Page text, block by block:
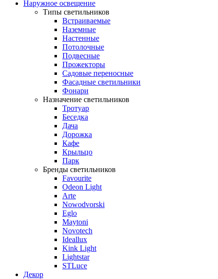
Наружное освещение
Типы светильников
Встраиваемые
Наземные
Настенные
Потолочные
Подвесные
Прожекторы
Садовые переносные
Фасадные светильники
Фонари
Назначение светильников
Тротуар
Беседка
Дача
Дорожка
Кафе
Крыльцо
Парк
Бренды светильников
Favourite
Odeon Light
Arte
Nowodvorski
Eglo
Maytoni
Novotech
Ideallux
Kink Light
Lightstar
STLuce
Декор